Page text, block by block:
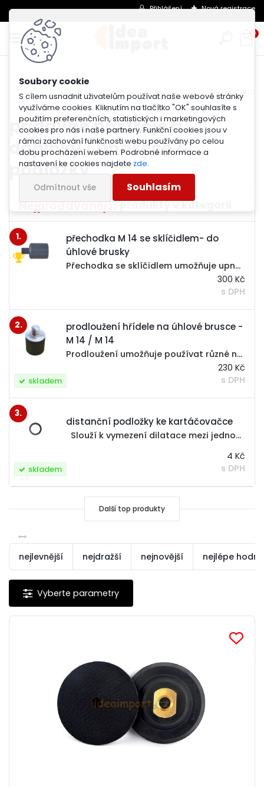
S cílem usnadnit uživatelům používat naše webové stránky
využíváme cookies. Kliknutím na tlačítko "OK" souhlasíte s
použitím preferenčních, statistických i marketingových
cookies pro nás i naše partnery. Funkční cookies jsou v
rámci zachování funkčnosti webu používány po celou
dobu procházení webem. Podrobné informace a
nastavení ke cookies najdete zde.
Odmítnout vše Souhlasím
Přihlášení Nová registrace
0
Úvod přídavné nástroje a doplňky unašeče & podložky
přídavné nástroje a
doplňky / unašeče &
podložky
Nejprodávanější
1.
přechodka M 14 se sklíčidlem- do
úhlové brusky
Přechodka se sklíčidlem umožňuje upnout a používat stopkové nástroje s různým průměrem stopky v úhlové brusce. Hlavička sklíčidla je rychloupínací nebo s kličkou- vyberte variantu .... ... Pokud chcete použít vlastní sklíčidlo, je možné...
300 Kč
s DPH
2.
prodloužení hřídele na úhlové brusce -
M 14 / M 14
skladem
Prodloužení umožňuje používat různé nástroje ve větší vzdálenosti od těla úhlové brusky, kde je nedostatek místa v ostrých úhlech nebo je potřeba dostat nástroj do větší hloubky , např. hlubší misky, vázy, úzké trubky nebo otvory, aj. Také je možné...
230 Kč
s DPH
3.
distanční podložky ke kartáčovačce
skladem
Slouží k vymezení dilatace mezi jednotlivými prstenci a zafixování celé sestavy kartáčů proti protáčení. Správný počet je důležitý pro výslednou funkčnost, proto v případě nesprávného počtu, může být objednávka upravena. Technické údaje: vnější...
4 Kč
s DPH
Další top produkty
nejlevnější nejdražší nejnovější nejlépe